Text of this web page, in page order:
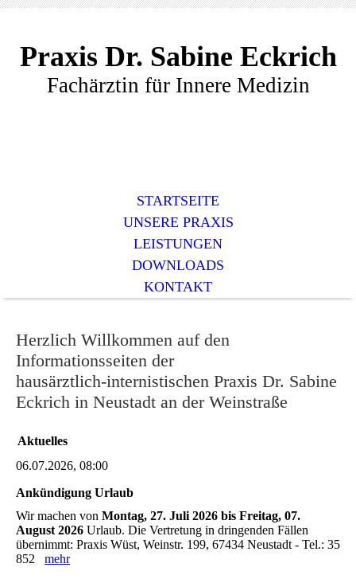
Praxis Dr. Sabine Eckrich
Fachärztin für Innere Medizin
STARTSEITE
UNSERE PRAXIS
LEISTUNGEN
DOWNLOADS
KONTAKT
Herzlich Willkommen auf den
Informationsseiten der
hausärztlich-internistischen Praxis Dr. Sabine
Eckrich in Neustadt an der Weinstraße
Aktuelles
06.07.2026, 08:00
Ankündigung Urlaub
Wir machen von Montag, 27. Juli 2026 bis Freitag, 07.
August 2026 Urlaub. Die Vertretung in dringenden Fällen
übernimmt: Praxis Wüst, Weinstr. 199, 67434 Neustadt - Tel.: 35
852 mehr